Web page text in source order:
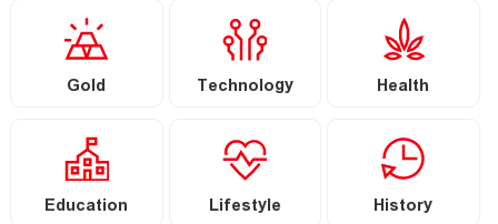
Gold Technology Health
Education Lifestyle History